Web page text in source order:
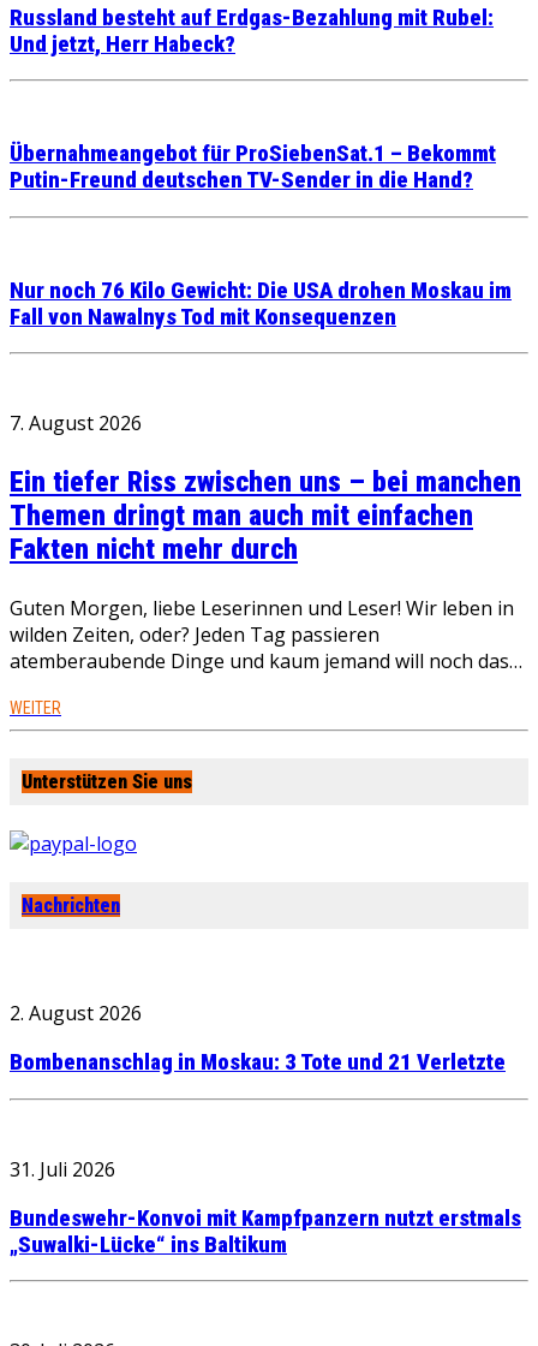
Russland besteht auf Erdgas-Bezahlung mit Rubel:
Und jetzt, Herr Habeck?
Übernahmeangebot für ProSiebenSat.1 – Bekommt
Putin-Freund deutschen TV-Sender in die Hand?
Nur noch 76 Kilo Gewicht: Die USA drohen Moskau im
Fall von Nawalnys Tod mit Konsequenzen
7. August 2026
Ein tiefer Riss zwischen uns – bei manchen
Themen dringt man auch mit einfachen
Fakten nicht mehr durch
Guten Morgen, liebe Leserinnen und Leser! Wir leben in
wilden Zeiten, oder? Jeden Tag passieren
atemberaubende Dinge und kaum jemand will noch das…
WEITER
Unterstützen Sie uns
Nachrichten
2. August 2026
Bombenanschlag in Moskau: 3 Tote und 21 Verletzte
31. Juli 2026
Bundeswehr-Konvoi mit Kampfpanzern nutzt erstmals
„Suwalki-Lücke“ ins Baltikum